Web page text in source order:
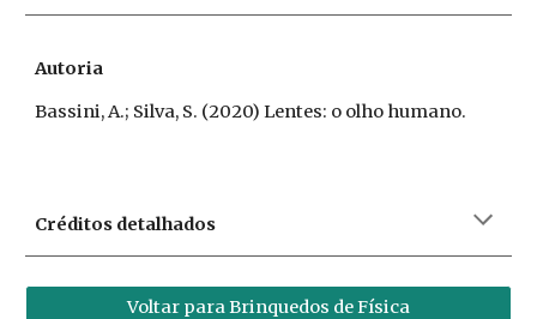
Autoria
Bassini, A.; Silva, S. (2020) Lentes: o olho humano.
Créditos detalhados
Voltar para Brinquedos de Física